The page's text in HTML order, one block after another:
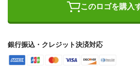
このロゴを購入
銀行振込・クレジット決済対応